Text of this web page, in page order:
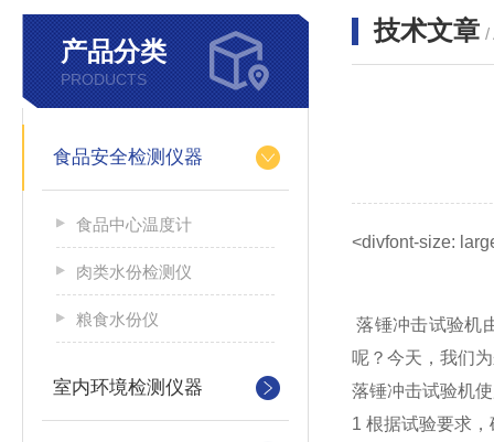
产品分类
PRODUCTS
食品安全检测仪器
食品中心温度计
肉类水份检测仪
粮食水份仪
室内环境检测仪器
技术文章 /
<divfont-size:
落锤冲击试验机
呢？今天，我们
落锤冲击试验机
1 根据试验要求